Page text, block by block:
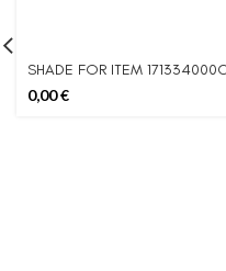
SHADE FOR ITEM
0,00€